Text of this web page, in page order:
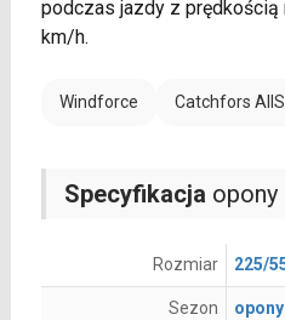
podczas jazdy z prędkością
km/h.
Windforce Catchfors
Specyfikacja opony
Rozmiar 225/
Sezon